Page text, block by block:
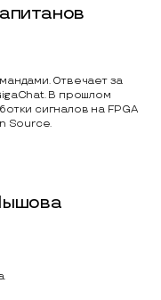
Отвечает за
В прошлом
сигналов на FPGA
Source.